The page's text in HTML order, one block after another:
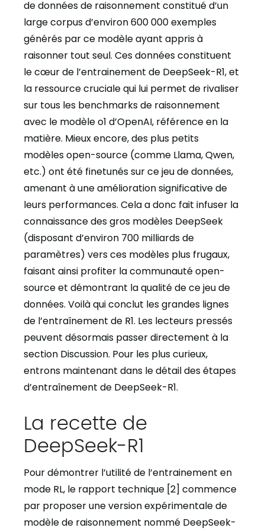
de données de raisonnement constitué d’un
large corpus d’environ 600 000 exemples
générés par ce modèle ayant appris à
raisonner tout seul. Ces données constituent
le cœur de l’entrainement de DeepSeek-R1, et
la ressource cruciale qui lui permet de rivaliser
sur tous les benchmarks de raisonnement
avec le modèle o1 d’OpenAI, référence en la
matière. Mieux encore, des plus petits
modèles open-source (comme Llama, Qwen,
etc.) ont été finetunés sur ce jeu de données,
amenant à une amélioration significative de
leurs performances. Cela a donc fait infuser la
connaissance des gros modèles DeepSeek
(disposant d’environ 700 milliards de
paramètres) vers ces modèles plus frugaux,
faisant ainsi profiter la communauté open-
source et démontrant la qualité de ce jeu de
données. Voilà qui conclut les grandes lignes
de l’entraînement de R1. Les lecteurs pressés
peuvent désormais passer directement à la
section Discussion. Pour les plus curieux,
entrons maintenant dans le détail des étapes
d’entraînement de DeepSeek-R1.
La recette de
DeepSeek-R1
Pour démontrer l’utilité de l’entrainement en
mode RL, le rapport technique [2] commence
par proposer une version expérimentale de
modèle de raisonnement nommé DeepSeek-